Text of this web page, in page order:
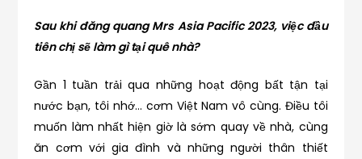
Sau khi đăng quang Mrs Asia Pacific 2023, việc đầu
tiên chị sẽ làm gì tại quê nhà?
Gần 1 tuần trải qua những hoạt động bất tận tại
nước bạn, tôi nhớ… cơm Việt Nam vô cùng. Điều tôi
muốn làm nhất hiện giờ là sớm quay về nhà, cùng
ăn cơm với gia đình và những người thân thiết